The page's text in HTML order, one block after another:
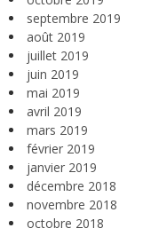
septembre 2019
août 2019
juillet 2019
juin 2019
mai 2019
avril 2019
mars 2019
février 2019
janvier 2019
décembre 2018
novembre 2018
octobre 2018